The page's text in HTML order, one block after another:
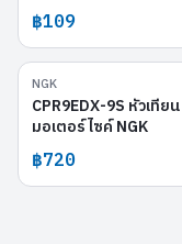
฿109
NGK
CPR9EDX-9S หัวเทียน
มอเตอร์ไซค์ NGK
฿720